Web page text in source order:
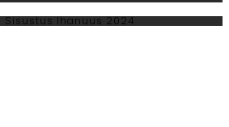
Sisustus Ihanuus 2024